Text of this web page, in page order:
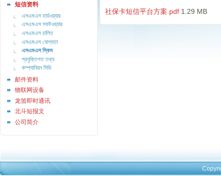
短信资料
এসএমএস হার্ডওয়্যার
এসএমএস সফটওয়্যার
এসএমএস চালিত
এসএমএস যোগ্যতা
এসএমএস স্কিম
প্রযুক্তিগত তথ্য
কম্প্যানিয়ন সিডি
邮件资料
物联网设备
龙笛即时通讯
北斗短报文
公司简介
社保卡短信平台方案.pdf 1.29 MB